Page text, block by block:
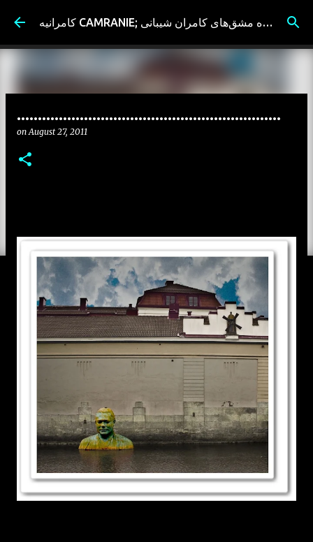
Skip to main content کامرانیه CAMRANIE; سیاه مشق‌های کامران شیبانی
...............................................................
onAugust 27, 2011